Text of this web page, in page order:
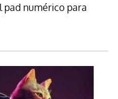
pad numérico para